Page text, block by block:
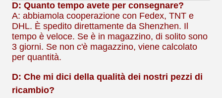
D: Quanto tempo avete per consegnare?
A: abbiamo la cooperazione con Fedex, TNT e
DHL. È spedito direttamente da Shenzhen. Il
tempo è veloce. Se è in magazzino, di solito sono
3 giorni. Se non c'è magazzino, viene calcolato
per quantità.
D: Che mi dici della qualità dei nostri pezzi di
ricambio?